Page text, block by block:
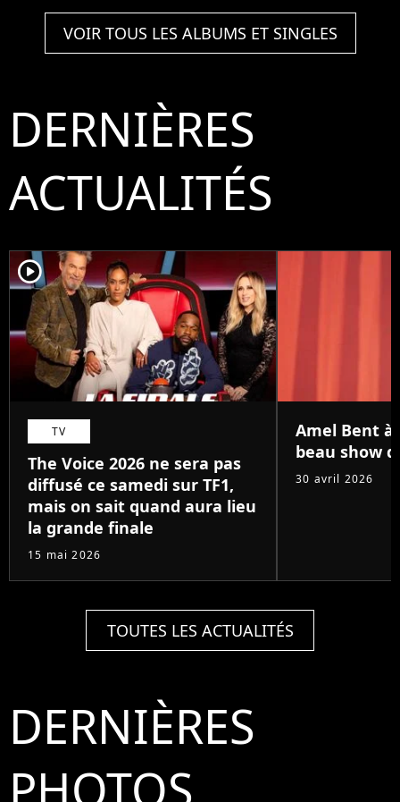
VOIR TOUS LES ALBUMS ET SINGLES
DERNIÈRES
ACTUALITÉS
player2
TV
The Voice 2026 ne sera pas
diffusé ce samedi sur TF1,
mais on sait quand aura lieu
la grande finale
15 mai 2026
Amel Bent à
beau show
30 avril 2026
TOUTES LES ACTUALITÉS
DERNIÈRES
PHOTOS